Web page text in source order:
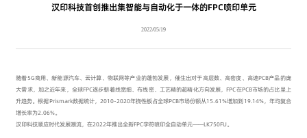
汉印科技首创推出集智能与自动化于一体的FPC喷印单元
2022/05/19
随着5G商用、新能源汽车、云计算、物联网等产业的蓬勃发展，催生出对于高层数、高密度、高速PCB产品的庞
大需求，加之近年来，全球FPC逐步朝着线宽细、布线密、工艺精的超精化方向发展，FPC在PCB市场的占比呈上
升趋势。根据Prismark数据统计，2010-2020年挠性板占全球PCB市场份额从15.61%增加到19.14%，年均复合
增长率为2.06%。
汉印科技顺应时代发展潮流，在2022年推出全新FPC字符喷印全自动单元——LK750FU。